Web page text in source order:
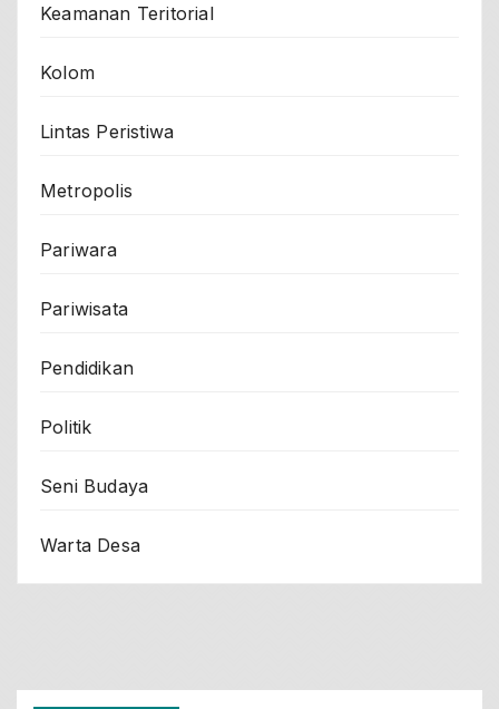
Keamanan Teritorial
Kolom
Lintas Peristiwa
Metropolis
Pariwara
Pariwisata
Pendidikan
Politik
Seni Budaya
Warta Desa